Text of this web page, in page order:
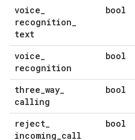
voice_
recognition_
text
bool
voice_
recognition
bool
three_way_
calling
bool
reject_
incoming_call
bool